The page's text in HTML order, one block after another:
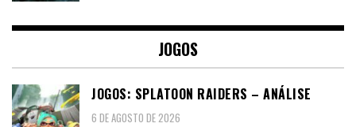
JOGOS
JOGOS: SPLATOON RAIDERS – ANÁLISE
6 DE AGOSTO DE 2026